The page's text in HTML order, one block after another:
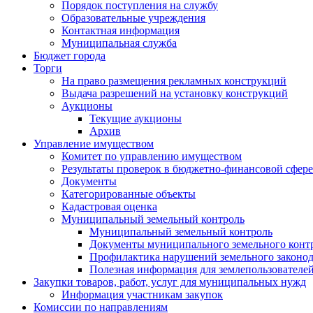
Порядок поступления на службу
Образовательные учреждения
Контактная информация
Муниципальная служба
Бюджет города
Торги
На право размещения рекламных конструкций
Выдача разрешений на установку конструкций
Аукционы
Текущие аукционы
Архив
Управление имуществом
Комитет по управлению имуществом
Результаты проверок в бюджетно-финансовой сфере
Документы
Категорированные объекты
Кадастровая оценка
Муниципальный земельный контроль
Муниципальный земельный контроль
Документы муниципального земельного
Профилактика нарушений земельного
Полезная информация для землепользователей
Закупки товаров, работ, услуг для муниципальных нужд
Информация участникам закупок
Комиссии по направлениям